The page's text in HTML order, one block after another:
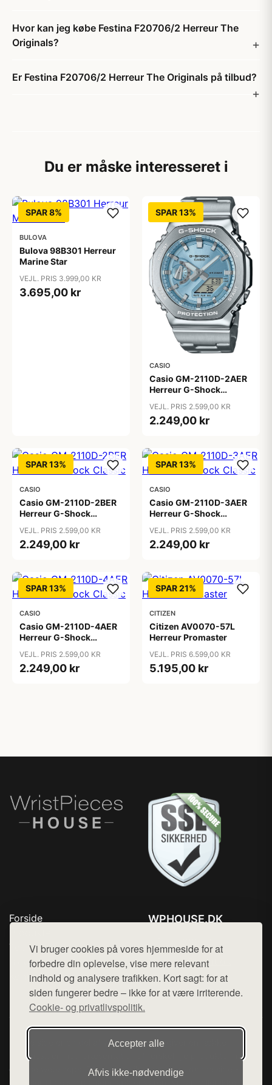
Vi bruger cookies på vores hjemmeside for at
forbedre din oplevelse, vise mere relevant
indhold og analysere trafikken. Kort sagt: for at
siden fungerer bedre – ikke for at være irriterende.
Cookie- og privatlivspolitik.
Accepter alle
Afvis ikke‑nødvendige
Hvor kan jeg købe Festina F20706/2 Herreur The
Originals?
Er Festina F20706/2 Herreur The Originals på tilbud?
Du er måske interesseret i
SPAR 8%
BULOVA
Bulova 98B301 Herreur
Marine Star
VEJL. PRIS 3.999,00 KR
3.695,00 kr
SPAR 13%
CASIO
Casio GM-2110D-2AER
Herreur G-Shock
VEJL. PRIS 2.599,00 KR
2.249,00 kr
SPAR 13%
CASIO
Casio GM-2110D-2BER
Herreur G-Shock
VEJL. PRIS 2.599,00 KR
2.249,00 kr
SPAR 13%
CASIO
Casio GM-2110D-3AER
Herreur G-Shock
VEJL. PRIS 2.599,00 KR
2.249,00 kr
SPAR 13%
CASIO
Casio GM-2110D-4AER
Herreur G-Shock
VEJL. PRIS 2.599,00 KR
2.249,00 kr
SPAR 21%
CITIZEN
Citizen AV0070-57L
Herreur Promaster
VEJL. PRIS 6.599,00 KR
5.195,00 kr
Forside
Top Rabatter
Blog
Kontakt
WPHOUSE.DK
Mail: hej@want.dk
Cookie- og privatlivspolitik
Denne side er en del af want.dk, der udgiver en række
hjemmesider med præsentation af forskellige produkter fra
diverse webshops. Der sælges ikke varer fra denne side - vi